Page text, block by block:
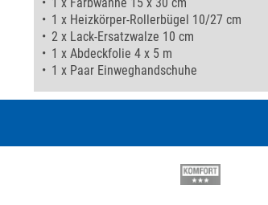
1 x Heizkörper-Rollerbügel 10/27 cm
2 x Lack-Ersatzwalze 10 cm
1 x Abdeckfolie 4 x 5 m
1 x Paar Einweghandschuhe